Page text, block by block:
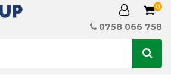
0
0758 066 758